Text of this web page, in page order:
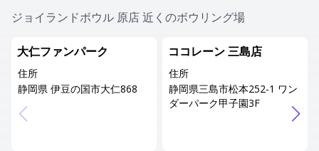
ジョイランドボウル 原店 近くのボウリング場
大仁ファンパーク
住所
静岡県 伊豆の国市大仁868
ココレーン 三島店
住所
静岡県三島市松本252-1 ワン
ダーパーク甲子園3F